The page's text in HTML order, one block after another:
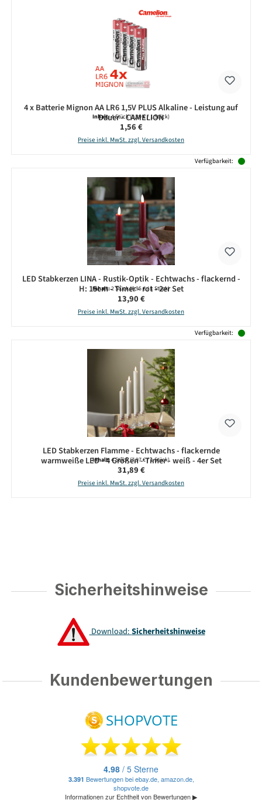
4 x Batterie Mignon AA LR6 1,5V PLUS Alkaline - Leistung auf
Dauer - CAMELION
Inhalt:4 Stück(0,39 € / 1 Stück)
Regulärer Preis:
1,56 €
Preise inkl. MwSt. zzgl. Versandkosten
Verfügbarkeit:
LED Stabkerzen LINA - Rustik-Optik - Echtwachs - flackernd -
H: 15cm - Timer - rot - 2er Set
Inhalt:2 Stück(6,95 € / 1 Stück)
Regulärer Preis:
13,90 €
Preise inkl. MwSt. zzgl. Versandkosten
Verfügbarkeit:
LED Stabkerzen Flamme - Echtwachs - flackernde
warmweiße LED - 4 Größen - Timer - weiß - 4er Set
Inhalt:4 Stück(7,97 € / 1 Stück)
Regulärer Preis:
31,89 €
Preise inkl. MwSt. zzgl. Versandkosten
Sicherheitshinweise
Download:Sicherheitshinweise
Kundenbewertungen